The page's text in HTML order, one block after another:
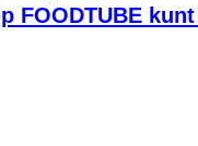
FOODTUBE